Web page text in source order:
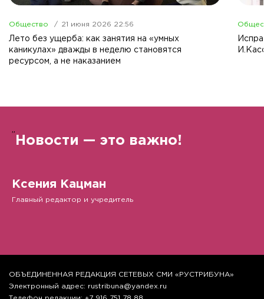
Общество 21 июня 2026 22:56
Лето без ущерба: как занятия на «умных
каникулах» дважды в неделю становятся
ресурсом, а не наказанием
” Новости — это важно!
Ксения Кацман
Главный редактор и учредитель
ОБЪЕДИНЕННАЯ РЕДАКЦИЯ СЕТЕВЫХ СМИ «РУСТРИБУНА»
Электронный адрес: rustribuna@yandex.ru